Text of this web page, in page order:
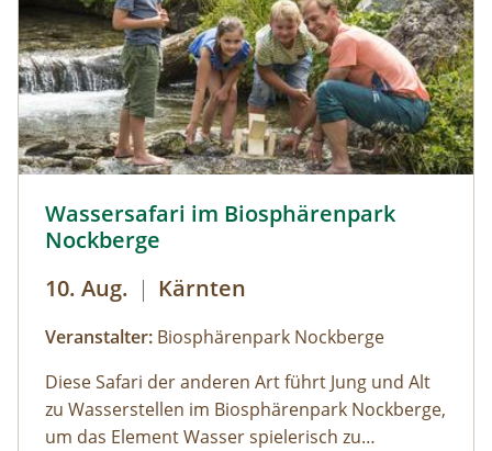
gemeinsame Nachtexkursion, bei der wir die
Lacken und ihre Bewohner von einer ganz
neuen Seite kennenlernen. Für
naturinteressierte Kinder von 7 bis 12 Jahren.
Ausrüstung: Eigenes Fahrrad + Helm
(abgeschlossene Garage vorhanden),
Handtuch, Jausenbox + Eisgeld (max €5,- am
Tag)
Wassersafari im Biosphärenpark
Nockberge
10. Aug. | Kärnten
Veranstalter: Biosphärenpark Nockberge
Diese Safari der anderen Art führt Jung und Alt
zu Wasserstellen im Biosphärenpark Nockberge,
um das Element Wasser spielerisch zu